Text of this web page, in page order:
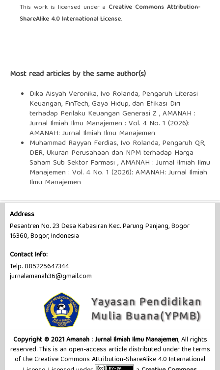
This work is licensed under a Creative Commons Attribution-
ShareAlike 4.0 International License.
Most read articles by the same author(s)
Dika Aisyah Veronika, Ivo Rolanda, Pengaruh Literasi
Keuangan, FinTech, Gaya Hidup, dan Efikasi Diri
terhadap Perilaku Keuangan Generasi Z ,AMANAH :
Jurnal Ilmiah Ilmu Manajemen : Vol. 4 No. 1 (2026):
AMANAH: Jurnal Ilmiah Ilmu Manajemen
Muhammad Rayyan Ferdias, Ivo Rolanda, Pengaruh QR,
DER, Ukuran Perusahaan dan NPM terhadap Harga
Saham Sub Sektor Farmasi ,AMANAH : Jurnal Ilmiah Ilmu
Manajemen : Vol. 4 No. 1 (2026): AMANAH: Jurnal Ilmiah
Ilmu Manajemen
Address
Pesantren No. 23 Desa Kabasiran Kec. Parung Panjang, Bogor
16360, Bogor, Indonesia
Contact Info:
Telp. 085225647344
jurnalamanah36@gmail.com
Copyright © 2021 Amanah : Jurnal Ilmiah Ilmu Manajemen, All rights
reserved. This is an open-access article distributed under the terms
of the Creative Commons Attribution-ShareAlike 4.0 International